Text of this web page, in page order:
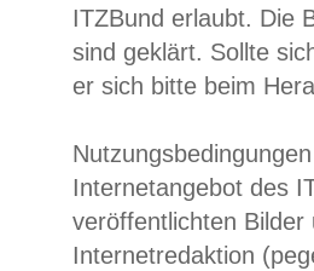
ITZBund erlaubt. Die
sind geklärt. Sollte
er sich bitte beim
Internetangebot des
veröffentlichten
Internetredaktion